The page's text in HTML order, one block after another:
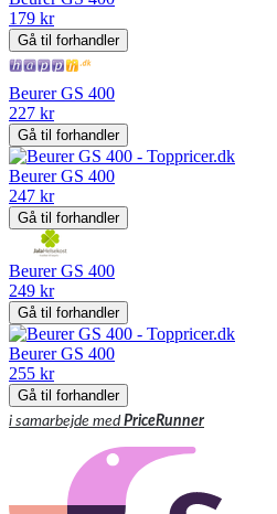
179 kr
Gå til forhandler
Beurer GS 400
227 kr
Gå til forhandler
Beurer GS 400
247 kr
Gå til forhandler
Beurer GS 400
249 kr
Gå til forhandler
Beurer GS 400
255 kr
Gå til forhandler
i samarbejde medPriceRunner